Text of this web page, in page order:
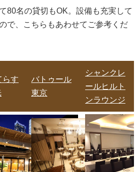
ー 新宿住友ビル店
中央東口地下よりビル直結】
を思わせる開放的な空間を
める
80名の貸切もOK。設備も充実して
で、こちらもあわせてご参考くだ
らす
バトゥール
東京
シャンクレ
ールヒルト
ンラウンジ